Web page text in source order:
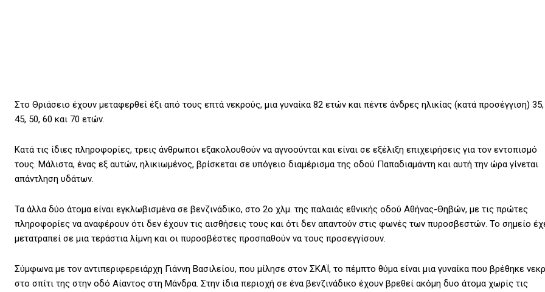
Στο Θριάσειο έχουν μεταφερθεί έξι από τους επτά νεκρούς, μια γυναίκα 82 ετών και πέντε άνδρες ηλικίας (κατά προσέγγιση) 35,
45, 50, 60 και 70 ετών.
Κατά τις ίδιες πληροφορίες, τρεις άνθρωποι εξακολουθούν να αγνοούνται και είναι σε εξέλιξη επιχειρήσεις για τον εντοπισμό
τους. Μάλιστα, ένας εξ αυτών, ηλικιωμένος, βρίσκεται σε υπόγειο διαμέρισμα της οδού Παπαδιαμάντη και αυτή την ώρα γίνεται
απάντληση υδάτων.
Τα άλλα δύο άτομα είναι εγκλωβισμένα σε βενζινάδικο, στο 2ο χλμ. της παλαιάς εθνικής οδού Αθήνας-Θηβών, με τις πρώτες
πληροφορίες να αναφέρουν ότι δεν έχουν τις αισθήσεις τους και ότι δεν απαντούν στις φωνές των πυροσβεστών. Το σημείο
μετατραπεί σε μια τεράστια λίμνη και οι πυροσβέστες προσπαθούν να τους προσεγγίσουν.
Σύμφωνα με τον αντιπεριφερειάρχη Γιάννη Βασιλείου, που μίλησε στον ΣΚΑΪ, το πέμπτο θύμα είναι μια γυναίκα που βρέθηκε
στο σπίτι της στην οδό Αίαντος στη Μάνδρα. Στην ίδια περιοχή σε ένα βενζινάδικο έχουν βρεθεί ακόμη δυο άτομα χωρίς τις